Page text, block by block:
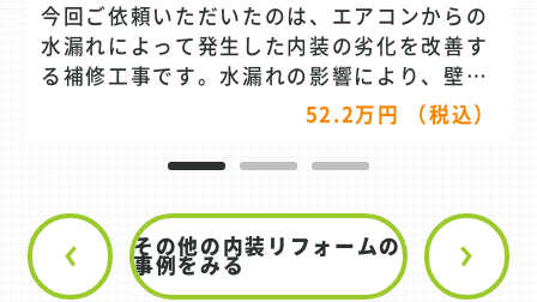
今回ご依頼いただいたのは、エアコンからの
水漏れによって発生した内装の劣化を改善す
る補修工事です。水漏れの影響により、壁や
床にシミや傷みが見られ、美観だけでなく衛
所の確認を行い、必要な範囲の内装を丁寧に
防止も考慮したうえで補修を進めていきまし
た。その後、壁クロスの張り替えと床材の貼
り替えを行い、空間全体をリフレッシュして
52.2万円 （税込）
その他の内装リフォームの
事例をみる